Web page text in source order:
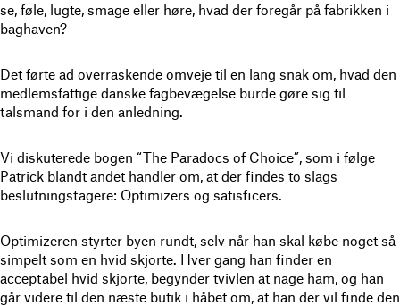
se, føle, lugte, smage eller høre, hvad der foregår på fabrikken i
baghaven?
Det førte ad overraskende omveje til en lang snak om, hvad den
medlemsfattige danske fagbevægelse burde gøre sig til
talsmand for i den anledning.
Vi diskuterede bogen “The Paradocs of Choice”, som i følge
Patrick blandt andet handler om, at der findes to slags
beslutningstagere: Optimizers og satisficers.
Optimizeren styrter byen rundt, selv når han skal købe noget så
simpelt som en hvid skjorte. Hver gang han finder en
acceptabel hvid skjorte, begynder tvivlen at nage ham, og han
går videre til den næste butik i håbet om, at han der vil finde den